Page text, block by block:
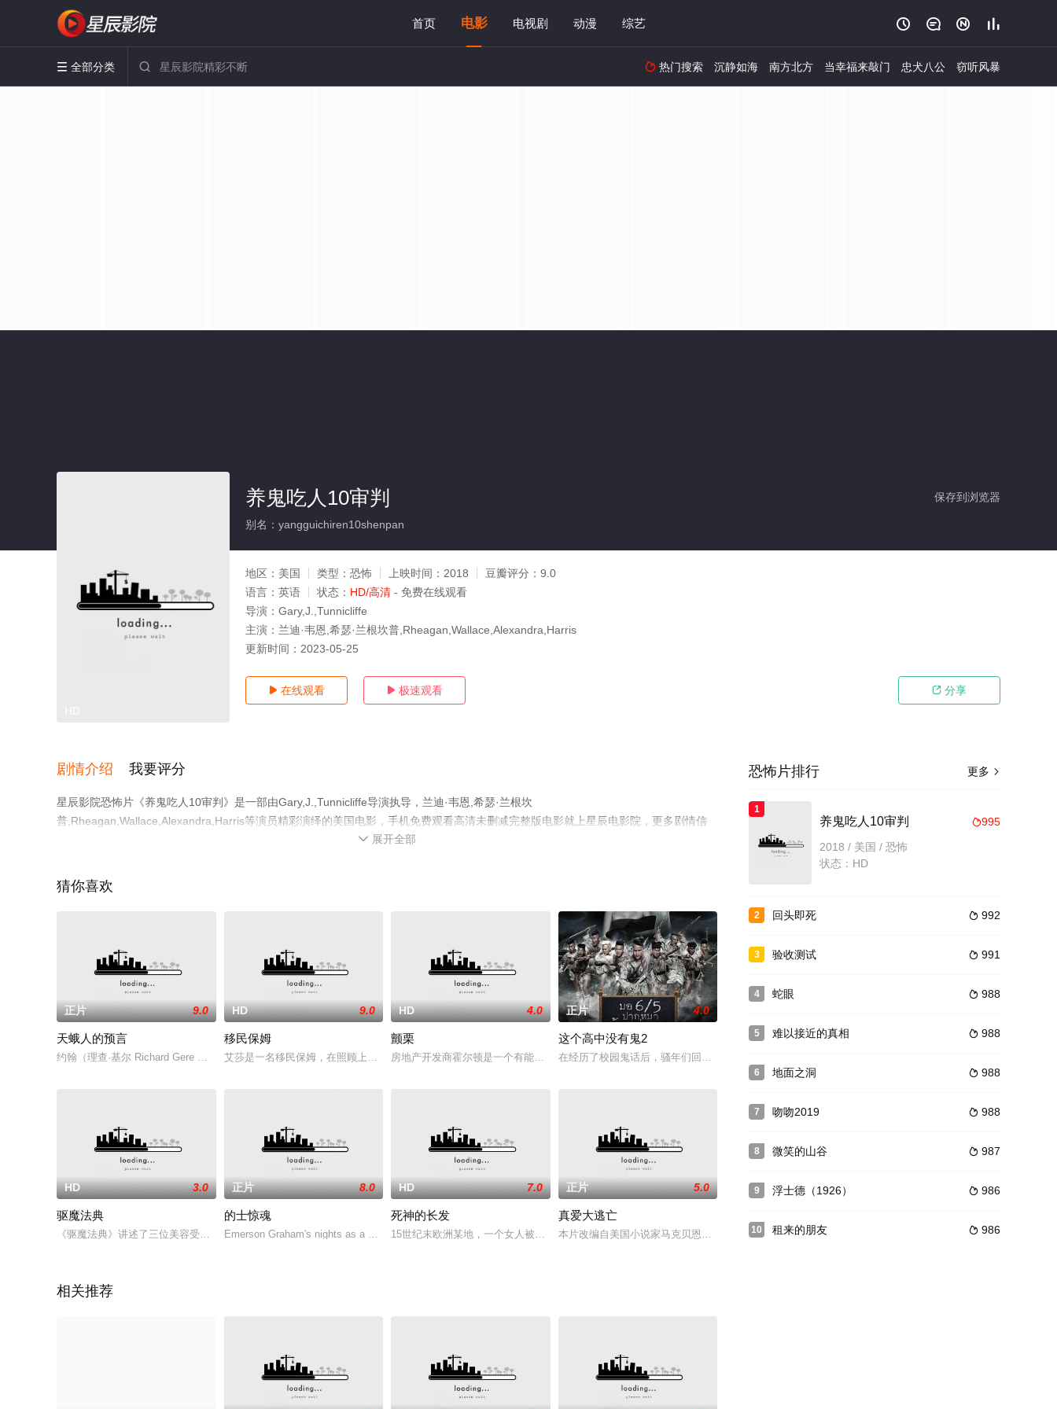
首页 电影 电视剧 动漫 综艺    
 全部分类   热门搜索 沉静如海 南方北方 当幸福来敲门 忠犬八公 窃听风暴
保存到浏览器
养鬼吃人10审判
别名：yangguichiren10shenpan
地区： 美国 类型： 恐怖 上映时间： 2018 豆瓣评分： 9.0
语言： 英语 状态： HD/高清 - 免费在线观看
导演： Gary,J.,Tunnicliffe
主演： 兰迪·韦恩,希瑟·兰根坎普,Rheagan,Wallace,Alexandra,Harris
更新时间： 2023-05-25
 在线观看  极速观看  分享
剧情介绍 我要评分
星辰影院恐怖片《养鬼吃人10审判》是一部由Gary,J.,Tunnicliffe导演执导，兰迪·韦恩,希瑟·兰根坎
普,Rheagan,Wallace,Alexandra,Harris等演员精彩演绎的美国电影，手机免费观看高清未删减完整版电影就上星辰电影院，更多剧情信
 展开全部
猜你喜欢
正片 9.0
天蛾人的预言
约翰（理查·基尔 Richard Gere 饰）是一位专门调查科学无法解释的不思议事件的记者
HD 9.0
移民保姆
艾莎是一名移民保姆，在照顾上东区一个家庭的孩子的同时，在纽约市拼凑出新的生活，她被迫面对一个
HD 4.0
颤栗
房地产开发商霍尔顿是一个有能力，但是脾气火暴的工作狂。一条环保指令的颁布，可能要使他的梦幻工
正片 4.0
这个高中没有鬼2
在经历了校园鬼话后，骚年们回来决定好好读书，不久后大学联考将至，骚年们听说有个学长在庙里祈福
HD 3.0
驱魔法典
《驱魔法典》讲述了三位美容受害者联手复仇，驱除他们心目中人间恶魔的故事。曾经的大学法律系教授
正片 8.0
的士惊魂
Emerson Graham's nights as a cab driver ar
HD 7.0
死神的长发
15世纪末欧洲某地，一个女人被指控为女巫而被处以火刑，复仇的故事由此展开。。。这部意大利经典
正片 5.0
真爱大逃亡
本片改编自美国小说家马克贝恩的《冷眼旁观》，讲述一个孤独年迈的私家侦探，在一桩跟踪一个女强盗
相关推荐
更多 
恐怖片排行
1
995
养鬼吃人10审判
2018 / 美国 / 恐怖
状态：HD
2  992
回头即死
3  991
验收测试
4  988
蛇眼
5  988
难以接近的真相
6  988
地面之洞
7  988
吻吻2019
8  987
微笑的山谷
9  986
浮士德（1926）
10  986
租来的朋友